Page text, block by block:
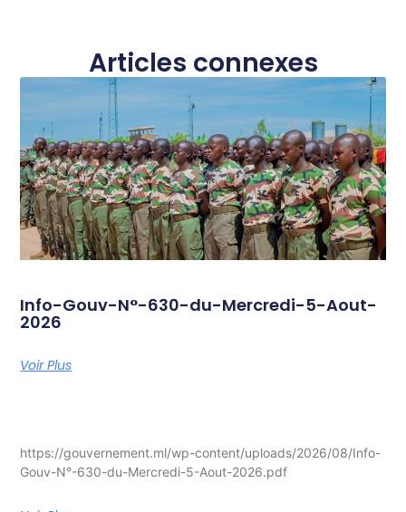
Articles connexes
Info-Gouv-N°-630-du-Mercredi-5-Aout-
2026
Voir Plus
https://gouvernement.ml/wp-content/uploads/2026/08/Info-
Gouv-N°-630-du-Mercredi-5-Aout-2026.pdf